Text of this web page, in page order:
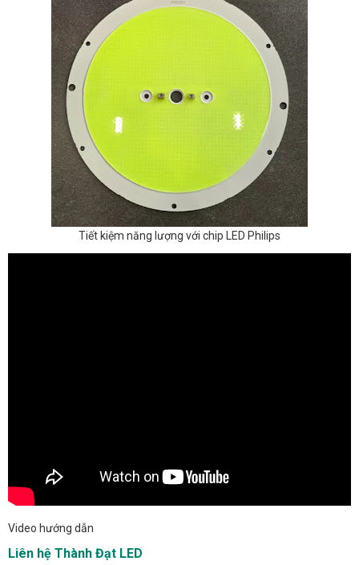
Tiết kiệm năng lượng với chip LED Philips
Video hướng dẫn
Liên hệ Thành Đạt LED